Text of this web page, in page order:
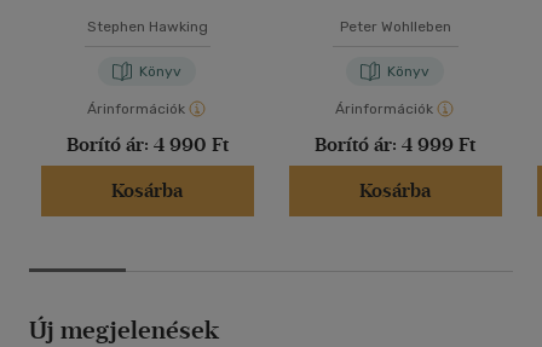
Stephen Hawking
Könyv
Árinformációk
Borító ár: 4 990 Ft
Kosárba
Peter Wohlleben
Könyv
Árinformációk
Borító ár: 4 999 Ft
Kosárba
Új megjelenések